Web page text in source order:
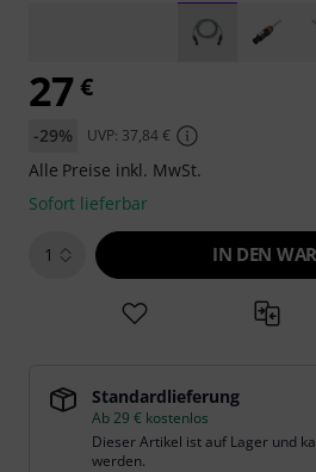
27€
-29% UVP: 37,84 €
Alle Preise inkl. MwSt.
Sofort lieferbar
1 IN DEN
Standardlieferung
Ab 29 € kostenlos
Dieser Artikel ist auf Lager und
werden.